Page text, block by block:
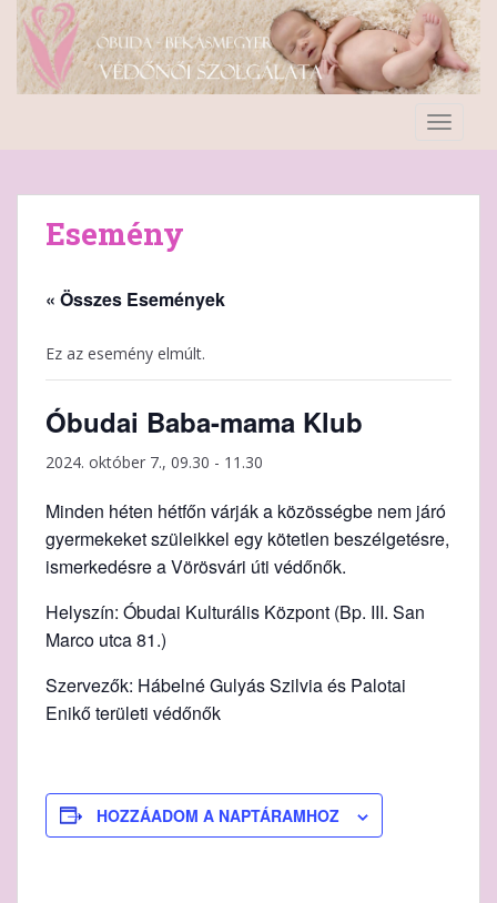
Esemény
« Összes Események
Ez az esemény elmúlt.
Óbudai Baba-mama Klub
2024. október 7., 09.30 - 11.30
Minden héten hétfőn várják a közösségbe nem járó
gyermekeket szüleikkel egy kötetlen beszélgetésre,
ismerkedésre a Vörösvári úti védőnők.
Helyszín: Óbudai Kulturális Központ (Bp. III. San
Marco utca 81.)
Szervezők: Hábelné Gulyás Szilvia és Palotai
Enikő területi védőnők
HOZZÁADOM A NAPTÁRAMHOZ